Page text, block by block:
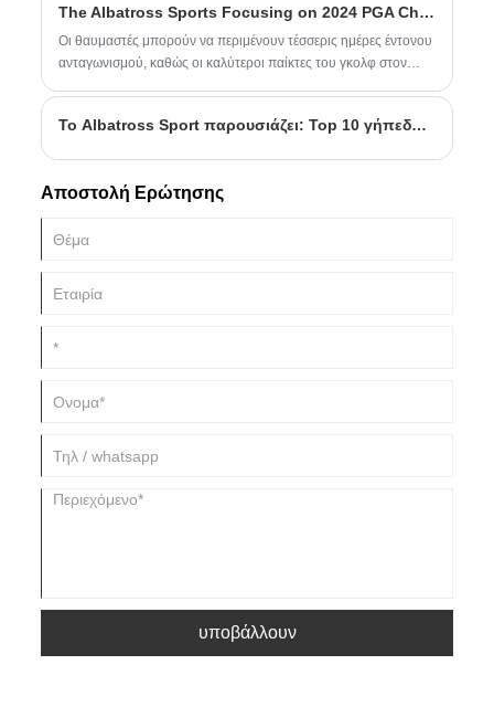
The Albatross Sports Focusing on 2024 PGA Champion
Οι θαυμαστές μπορούν να περιμένουν τέσσερις ημέρες έντονου
ανταγωνισμού, καθώς οι καλύτεροι παίκτες του γκολφ στον
Το Albatross Sport παρουσιάζει: Top 10 γήπεδα γκολφ για το 2024-2025
Αποστολή Ερώτησης
υποβάλλουν